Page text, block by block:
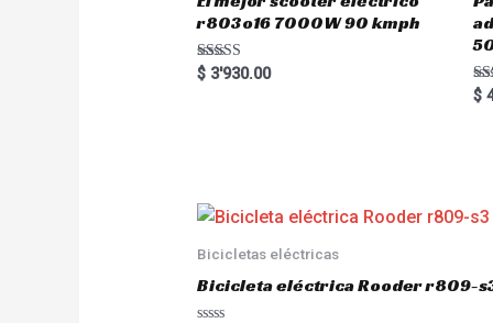
r803o16 7000W 90 kmph
Rated
5.00
$3'930.00
5.00
$
Bicicletas eléctricas
Bicicleta eléctrica Rooder r809-